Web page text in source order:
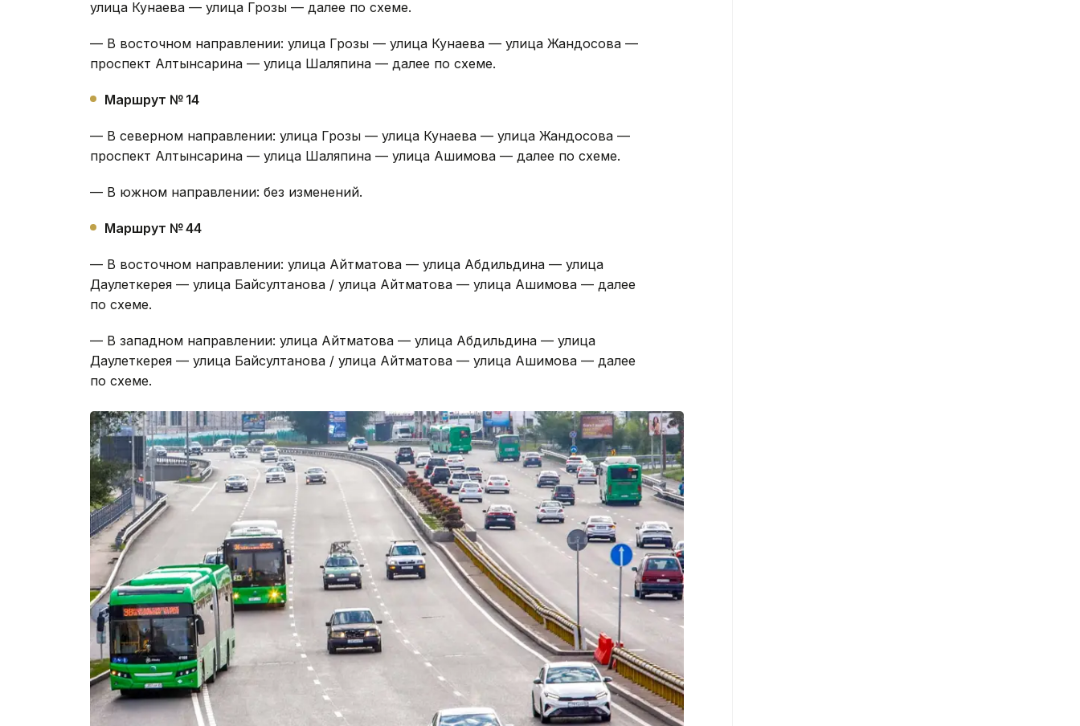
улица Кунаева — улица Грозы — далее по схеме.
— В восточном направлении: улица Грозы — улица Кунаева — улица Жандосова —
проспект Алтынсарина — улица Шаляпина — далее по схеме.
Маршрут № 14
— В северном направлении: улица Грозы — улица Кунаева — улица Жандосова —
проспект Алтынсарина — улица Шаляпина — улица Ашимова — далее по схеме.
— В южном направлении: без изменений.
Маршрут № 44
— В восточном направлении: улица Айтматова — улица Абдильдина — улица
Даулеткерея — улица Байсултанова / улица Айтматова — улица Ашимова — далее
по схеме.
— В западном направлении: улица Айтматова — улица Абдильдина — улица
Даулеткерея — улица Байсултанова / улица Айтматова — улица Ашимова — далее
по схеме.